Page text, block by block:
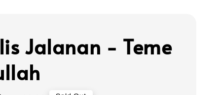
Jalanan - Teme